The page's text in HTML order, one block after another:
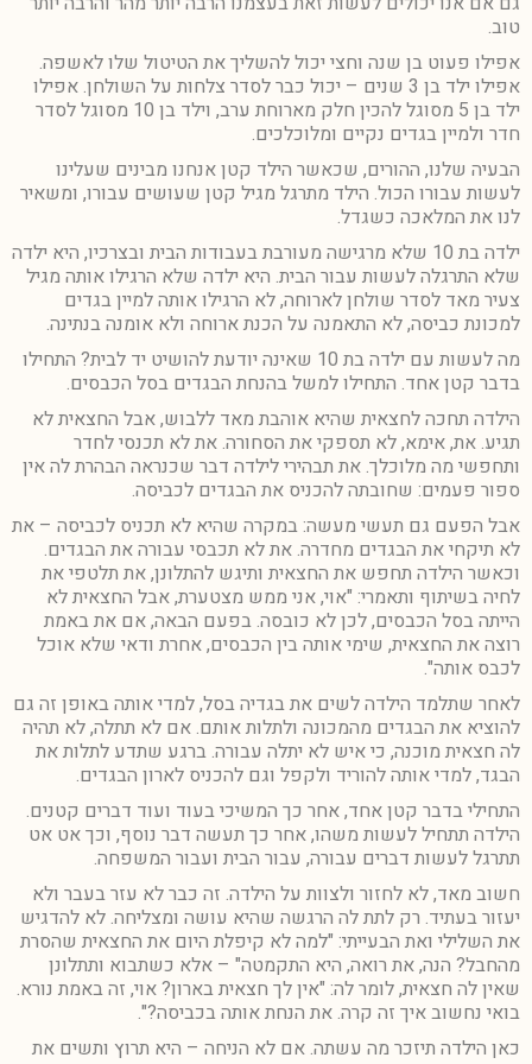
טוב.
אפילו פעוט בן שנה וחצי יכול להשליך את הטיטול שלו לאשפה.
אפילו ילד בן 3 שנים – יכול כבר לסדר צלחות על השולחן. אפילו
ילד בן 5 מסוגל להכין חלק מארוחת ערב, וילד בן 10 מסוגל לסדר
חדר ולמיין בגדים נקיים ומלוכלכים.
הבעיה שלנו, ההורים, שכאשר הילד קטן אנחנו מבינים שעלינו
לעשות עבורו הכול. הילד מתרגל מגיל קטן שעושים עבורו, ומשאיר
לנו את המלאכה כשגדל.
ילדה בת 10 שלא מרגישה מעורבת בעבודות הבית ובצרכיו, היא ילדה
שלא התרגלה לעשות עבור הבית. היא ילדה שלא הרגילו אותה מגיל
צעיר מאד לסדר שולחן לארוחה, לא הרגילו אותה למיין בגדים
למכונת כביסה, לא התאמנה על הכנת ארוחה ולא אומנה בנתינה.
מה לעשות עם ילדה בת 10 שאינה יודעת להושיט יד לבית? התחילו
בדבר קטן אחד. התחילו למשל בהנחת הבגדים בסל הכבסים.
הילדה תחכה לחצאית שהיא אוהבת מאד ללבוש, אבל החצאית לא
תגיע. את, אימא, לא תספקי את הסחורה. את לא תכנסי לחדר
ותחפשי מה מלוכלך. את תבהירי לילדה דבר שכנראה הבהרת לה אין
ספור פעמים: שחובתה להכניס את הבגדים לכביסה.
אבל הפעם גם תעשי מעשה: במקרה שהיא לא תכניס לכביסה – את
לא תיקחי את הבגדים מחדרה. את לא תכבסי עבורה את הבגדים.
וכאשר הילדה תחפש את החצאית ותיגש להתלונן, את תלטפי את
לחיה בשיתוף ותאמרי: "אוי, אני ממש מצטערת, אבל החצאית לא
הייתה בסל הכבסים, לכן לא כובסה. בפעם הבאה, אם את באמת
רוצה את החצאית, שימי אותה בין הכבסים, אחרת ודאי שלא אוכל
לכבס אותה".
לאחר שתלמד הילדה לשים את בגדיה בסל, למדי אותה באופן זה גם
להוציא את הבגדים מהמכונה ולתלות אותם. אם לא תתלה, לא תהיה
לה חצאית מוכנה, כי איש לא יתלה עבורה. ברגע שתדע לתלות את
הבגד, למדי אותה להוריד ולקפל וגם להכניס לארון הבגדים.
התחילי בדבר קטן אחד, אחר כך המשיכי בעוד ועוד דברים קטנים.
הילדה תתחיל לעשות משהו, אחר כך תעשה דבר נוסף, וכך אט אט
תתרגל לעשות דברים עבורה, עבור הבית ועבור המשפחה.
חשוב מאד, לא לחזור ולצוות על הילדה. זה כבר לא עזר בעבר ולא
יעזור בעתיד. רק לתת לה הרגשה שהיא עושה ומצליחה. לא להדגיש
את השלילי ואת הבעייתי: "למה לא קיפלת היום את החצאית שהסרת
מהחבל? הנה, את רואה, היא התקמטה" – אלא כשתבוא ותתלונן
שאין לה חצאית, לומר לה: "אין לך חצאית בארון? אוי, זה באמת נורא.
בואי נחשוב איך זה קרה. את הנחת אותה בכביסה?".
כאן הילדה תיזכר מה עשתה. אם לא הניחה – היא תרוץ ותשים את